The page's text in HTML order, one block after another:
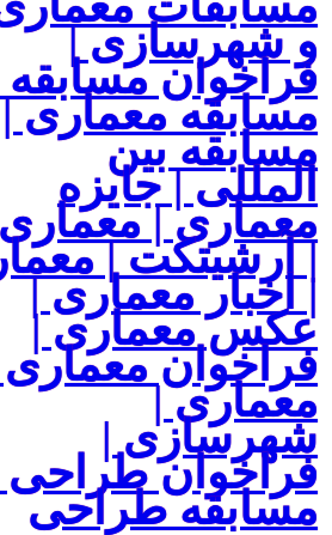
و شهرسازی |
فراخوان مسابقه |
مسابقه معماری |
مسابقه بین
المللی | جایزه
معماری | معماری
| آرشیتکت | معمار
| اخبار معماری |
عکس معماری |
فراخوان معماری |
معماری |
شهرسازی |
فراخوان طراحی |
مسابقه طراحی